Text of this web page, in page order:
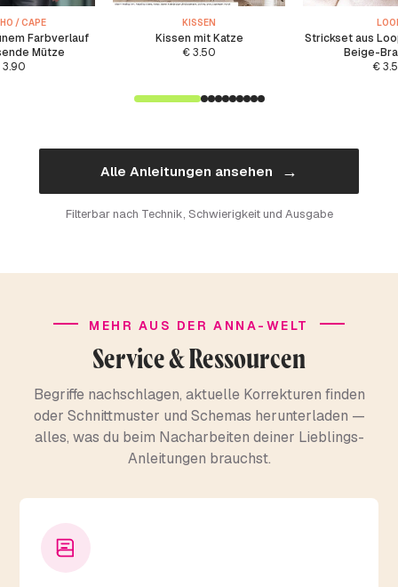
/ CAPE
Farbverlauf
Mütze
3.90
KISSEN
Kissen mit Katze
€3.50
Strickset aus
Beige-
€
Alle Anleitungen ansehen →
Filterbar nach Technik, Schwierigkeit und Ausgabe
MEHR AUS DER ANNA-WELT
Service & Ressourcen
Begriffe nachschlagen, aktuelle Korrekturen finden
oder Schnittmuster und Schemas herunterladen —
alles, was du beim Nacharbeiten deiner Lieblings-
Anleitungen brauchst.